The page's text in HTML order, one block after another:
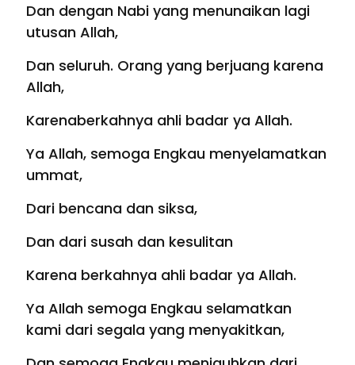
Dan dengan Nabi yang menunaikan lagi
utusan Allah,
Dan seluruh. Orang yang berjuang karena
Allah,
Karenaberkahnya ahli badar ya Allah.
Ya Allah, semoga Engkau menyelamatkan
ummat,
Dari bencana dan siksa,
Dan dari susah dan kesulitan
Karena berkahnya ahli badar ya Allah.
Ya AIlah semoga Engkau selamatkan
kami dari segala yang menyakitkan,